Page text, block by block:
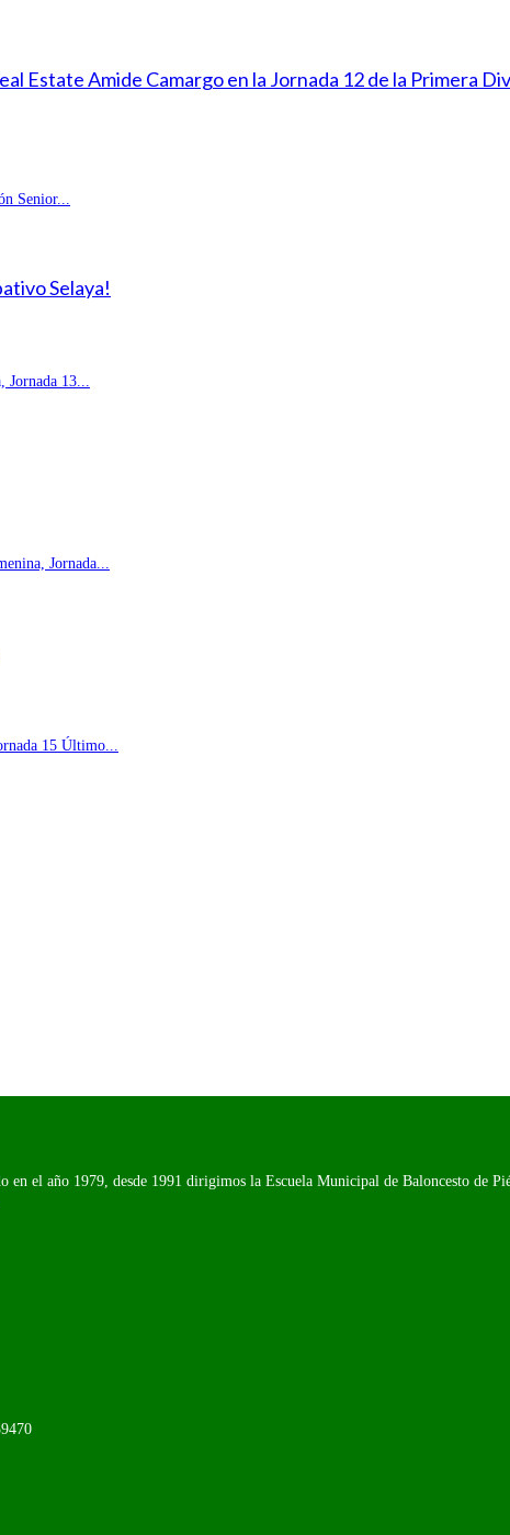
Estate Amide Camargo en la Jornada 12 de la Primera
Senior...
Selaya!
13...
Jornada...
15 Último...
el año 1979, desde 1991 dirigimos la Escuela Municipal de Baloncesto de